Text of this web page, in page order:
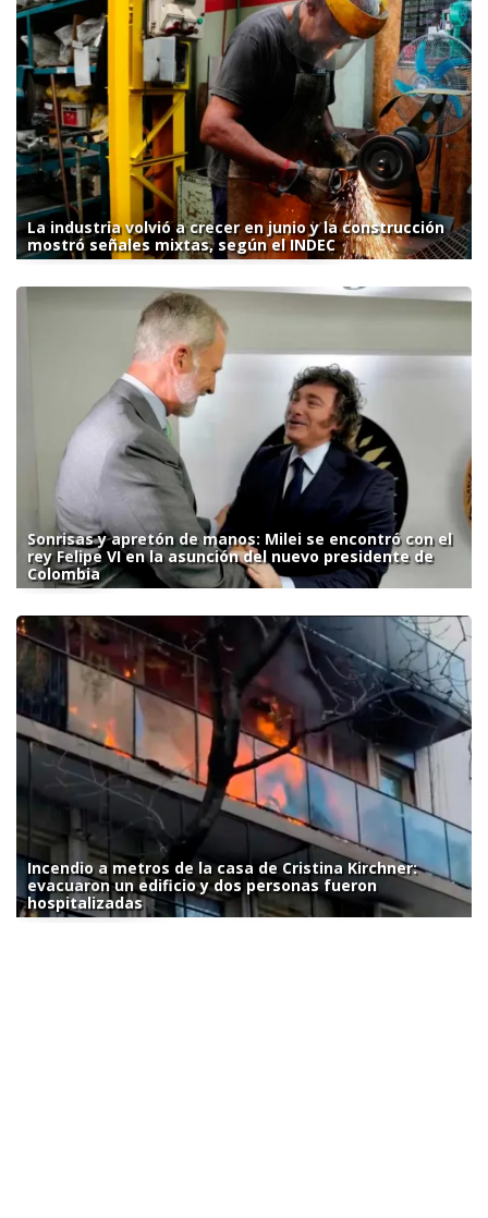
La industria volvió a crecer en junio y la construcción
mostró señales mixtas, según el INDEC
Sonrisas y apretón de manos: Milei se encontró con el
rey Felipe VI en la asunción del nuevo presidente de
Colombia
Incendio a metros de la casa de Cristina Kirchner:
evacuaron un edificio y dos personas fueron
hospitalizadas